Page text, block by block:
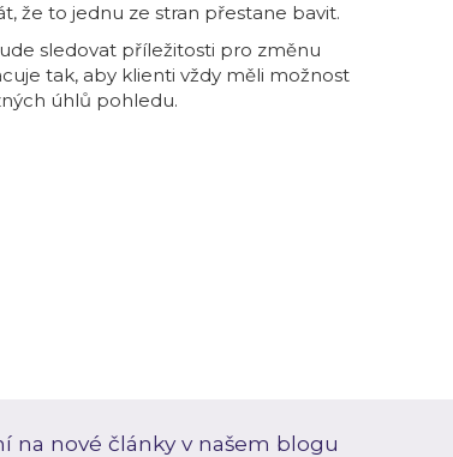
že to jednu ze stran přestane bavit.
sledovat příležitosti pro změnu
tak, aby klienti vždy měli možnost
úhlů pohledu.
na nové články v našem blogu